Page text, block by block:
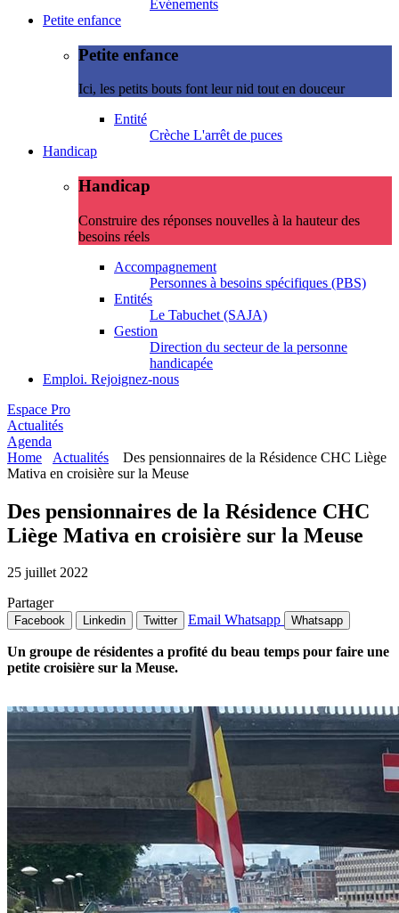
Evénements
Petite enfance
Petite enfance
Ici, les petits bouts font leur nid tout en douceur
Entité
Crèche L'arrêt de puces
Handicap
Handicap
Construire des réponses nouvelles à la hauteur des
besoins réels
Accompagnement
Personnes à besoins spécifiques (PBS)
Entités
Le Tabuchet (SAJA)
Gestion
Direction du secteur de la personne
handicapée
Emploi. Rejoignez-nous
Espace Pro
Actualités
Agenda
Home
Actualités
Des pensionnaires de la Résidence CHC Liège
Mativa en croisière sur la Meuse
Des pensionnaires de la Résidence CHC
Liège Mativa en croisière sur la Meuse
25 juillet 2022
Partager
Facebook Linkedin Twitter Email Whatsapp Whatsapp
Un groupe de résidentes a profité du beau temps pour faire une
petite croisière sur la Meuse.